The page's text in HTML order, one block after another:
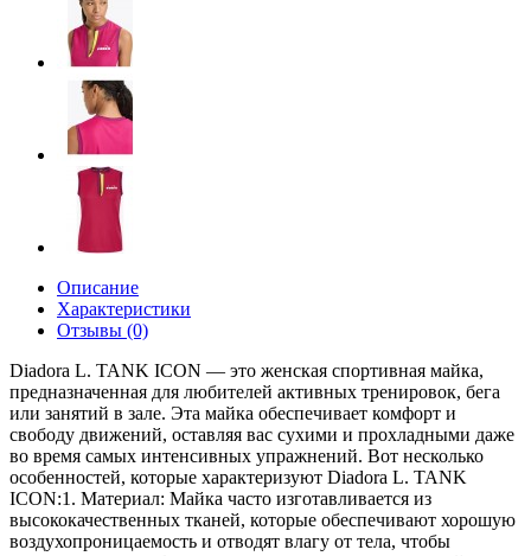
Описание
Характеристики
Отзывы (0)
Diadora L. TANK ICON — это женская спортивная майка,
предназначенная для любителей активных тренировок, бега
или занятий в зале. Эта майка обеспечивает комфорт и
свободу движений, оставляя вас сухими и прохладными даже
во время самых интенсивных упражнений. Вот несколько
особенностей, которые характеризуют Diadora L. TANK
ICON:1. Материал: Майка часто изготавливается из
высококачественных тканей, которые обеспечивают хорошую
воздухопроницаемость и отводят влагу от тела, чтобы